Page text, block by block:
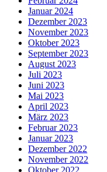
Januar 2024
Dezember 2023
November 2023
Oktober 2023
September 2023
August 2023
Juli 2023
Juni 2023
Mai 2023
April 2023
März 2023
Februar 2023
Januar 2023
Dezember 2022
November 2022
Oktober 2022